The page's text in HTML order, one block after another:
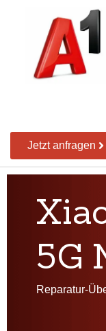
Jetzt anfragen
5G
Reparatur-